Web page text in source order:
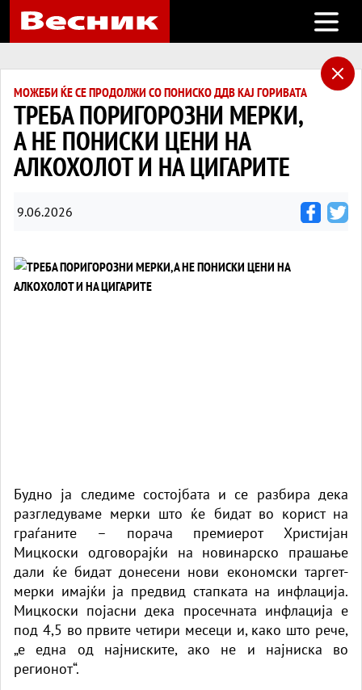
Open
МОЖЕБИ ЌЕ СЕ ПРОДОЛЖИ СО ПОНИСКО ДДВ КАЈ ГОРИВАТА
ТРЕБА ПОРИГОРОЗНИ МЕРКИ,
А НЕ ПОНИСКИ ЦЕНИ НА
АЛКОХОЛОТ И НА ЦИГАРИТЕ
9.06.2026
Будно ја следиме состојбата и се разбира дека
разгледуваме мерки што ќе бидат во корист на
граѓаните – порача премиерот Христијан
Мицкоски одговорајќи на новинарско прашање
дали ќе бидат донесени нови економски таргет-
мерки имајќи ја предвид стапката на инфлација.
Мицкоски појасни дека просечната инфлација е
под 4,5 во првите четири месеци и, како што рече,
„е една од најниските, ако не и најниска во
регионот“.